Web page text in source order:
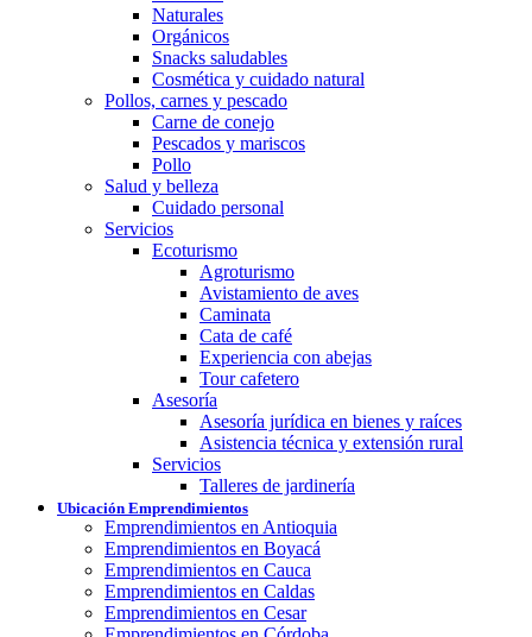
Naturales
Orgánicos
Snacks saludables
Cosmética y cuidado natural
Pollos, carnes y pescado
Carne de conejo
Pescados y mariscos
Pollo
Salud y belleza
Cuidado personal
Servicios
Ecoturismo
Agroturismo
Avistamiento de aves
Caminata
Cata de café
Experiencia con abejas
Tour cafetero
Asesoría
Asesoría jurídica en bienes y raíces
Asistencia técnica y extensión rural
Servicios
Talleres de jardinería
Ubicación Emprendimientos
Emprendimientos en Antioquia
Emprendimientos en Boyacá
Emprendimientos en Cauca
Emprendimientos en Caldas
Emprendimientos en Cesar